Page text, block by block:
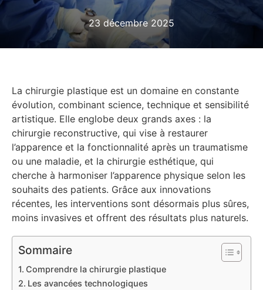
23 décembre 2025
La chirurgie plastique est un domaine en constante
évolution, combinant science, technique et sensibilité
artistique. Elle englobe deux grands axes : la
chirurgie reconstructive, qui vise à restaurer
l’apparence et la fonctionnalité après un traumatisme
ou une maladie, et la chirurgie esthétique, qui
cherche à harmoniser l’apparence physique selon les
souhaits des patients. Grâce aux innovations
récentes, les interventions sont désormais plus sûres,
moins invasives et offrent des résultats plus naturels.
Sommaire
Comprendre la chirurgie plastique
Les avancées technologiques